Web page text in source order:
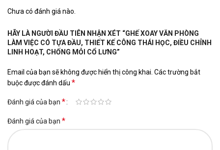
Chưa có đánh giá nào.
HÃY LÀ NGƯỜI ĐẦU TIÊN NHẬN XÉT “GHẾ XOAY VĂN PHÒNG
LÀM VIỆC CÓ TỰA ĐẦU, THIẾT KẾ CÔNG THÁI HỌC, ĐIỀU CHỈNH
LINH HOẠT, CHỐNG MỎI CỔ LƯNG”
Email của bạn sẽ không được hiển thị công khai. Các trường bắt
buộc được đánh dấu *
Đánh giá của bạn *
Đánh giá của bạn *